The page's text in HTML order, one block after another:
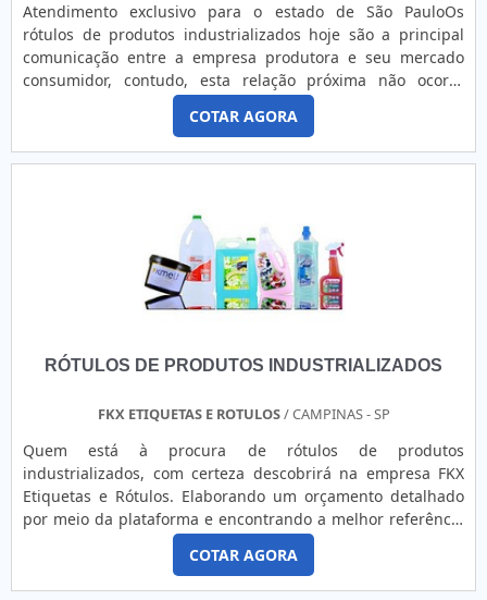
Atendimento exclusivo para o estado de São PauloOs
rótulos de produtos industrializados hoje são a principal
comunicação entre a empresa produtora e seu mercado
consumidor, contudo, esta relação próxima não ocorre
apenas por interesse da Industria, mas, por exigência dos
órgãos reguladores, suas normas e diretrizes.DETALHES
IMPORTANTES SOBRE OS RÓTULOS Data de validade, lote e
informações deste gênero já foram diferenciais nos rótulo
COTAR AGORA
RÓTULOS DE PRODUTOS INDUSTRIALIZADOS
FKX ETIQUETAS E ROTULOS/ CAMPINAS - SP
Quem está à procura de rótulos de produtos
industrializados, com certeza descobrirá na empresa FKX
Etiquetas e Rótulos. Elaborando um orçamento detalhado
por meio da plataforma e encontrando a melhor referência
em qualidade do mercado.OUTRAS INFORMAÇÕES SOBRE
RÓTULOS DE PRODUTOS INDUSTRIALIZADOSQuem procura
por rótulos para produtos industrializados em uma
COTAR AGORA